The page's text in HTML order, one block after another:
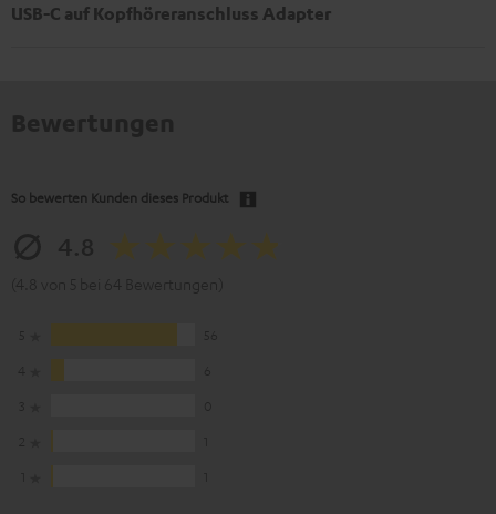
USB-C auf Kopfhöreranschluss Adapter
So bewerten Kunden dieses Produkt